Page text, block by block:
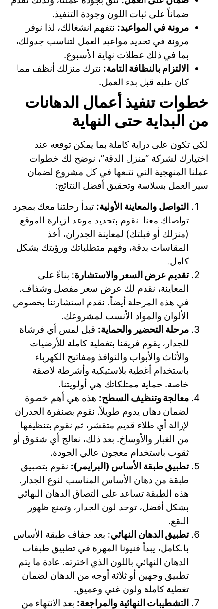
ضماناً على ثبات اللون وجودة التنفيذ.
مرونة في المواعيد: نتفهم انشغالك، لذا نوفر
مرونة في تحديد مواعيد العمل لتناسب جدولك،
بما في ذلك عطلات نهاية الأسبوع.
الالتزام بالنظافة التامة: نترك منزلك أنظف مما
كان عليه قبل بدء العمل.
خطوات تنفيذ أعمال الدهانات
من البداية حتى النهاية
لكي تكون على دراية كاملة بما يمكن توقعه عند
اختيارك لشركة “منزل الدقة”، نوضح لك خطوات
عملنا المنهجية التي نتبعها في كل مشروع لضمان
سير العمل بسلاسة وتحقيق أفضل النتائج:
التواصل والمعاينة الأولية: تبدأ رحلتنا معك بمجرد
تواصلك معنا. نقوم بتحديد موعد لزيارة الموقع
(منزلك أو فيلتك) لمعاينة الجدران، أخذ
المقاسات بدقة، وفهم متطلباتك ورؤيتك بشكل
كامل.
تقديم عرض السعر والاستشارة: بناءً على
المعاينة، نقدم لك عرض سعر مفصل وشفاف.
في هذه المرحلة أيضاً، نقدم استشارتنا بخصوص
الألوان والمواد الأنسب لمشروعك.
مرحلة التحضير والحماية: قبل لمس أي فرشاة
للجدار، يقوم فريقنا بتغطية كاملة للأرضيات
والأثاث والأبواب والنوافذ ومفاتيح الكهرباء
باستخدام أغطية بلاستيكية وأشرطة لاصقة
خاصة. حماية ممتلكاتك هي أولويتنا.
معالجة وتنظيف السطح: هذه هي أهم خطوة
لضمان دهان يدوم طويلاً. نقوم بصنفرة الجدران
لإزالة أي طلاء قديم متقشر، ثم نقوم بتنظيفها
من الغبار والأوساخ. بعد ذلك، نعالج أي شقوق أو
ثقوب باستخدام معجون عالي الجودة.
تطبيق طبقة الأساس (البرايمر): نقوم بتطبيق
طبقة من دهان الأساس المناسب لنوع الجدار.
هذه الطبقة تساعد على التصاق الدهان النهائي
بشكل أفضل، توحد لون الجدار، وتمنع ظهور
البقع.
تطبيق الدهان النهائي: بعد جفاف طبقة الأساس
بالكامل، يبدأ فنيونا المهرة في تطبيق طبقات
الدهان النهائي باللون الذي اخترته. عادة ما يتم
تطبيق وجهين أو ثلاثة أوجه من الدهان لضمان
تغطية كاملة ولون غني وعميق.
التشطيبات النهائية والمراجعة: بعد الانتهاء من